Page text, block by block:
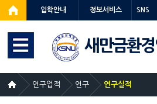
입학안내 정보서비스 SNS
새만금환
연구업적 연구 연구실적